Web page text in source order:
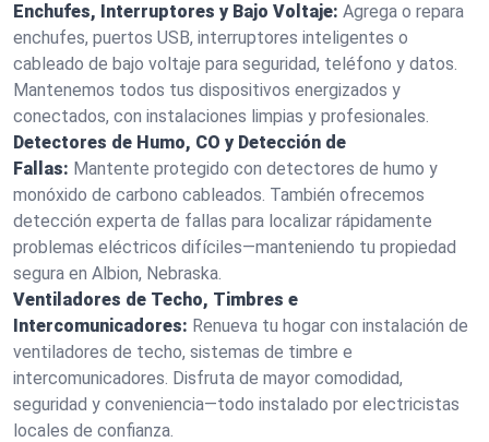
Enchufes, Interruptores y Bajo Voltaje: Agrega o repara
enchufes, puertos USB, interruptores inteligentes o
cableado de bajo voltaje para seguridad, teléfono y datos.
Mantenemos todos tus dispositivos energizados y
conectados, con instalaciones limpias y profesionales.
Detectores de Humo, CO y Detección de
Fallas: Mantente protegido con detectores de humo y
monóxido de carbono cableados. También ofrecemos
detección experta de fallas para localizar rápidamente
problemas eléctricos difíciles—manteniendo tu propiedad
segura en Albion, Nebraska.
Ventiladores de Techo, Timbres e
Intercomunicadores: Renueva tu hogar con instalación de
ventiladores de techo, sistemas de timbre e
intercomunicadores. Disfruta de mayor comodidad,
seguridad y conveniencia—todo instalado por electricistas
locales de confianza.